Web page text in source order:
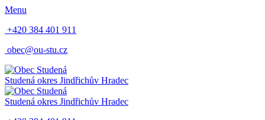
Menu
+420 384 401 911
obec@ou-stu.cz
Studená okres Jindřichův Hradec
Studená okres Jindřichův Hradec